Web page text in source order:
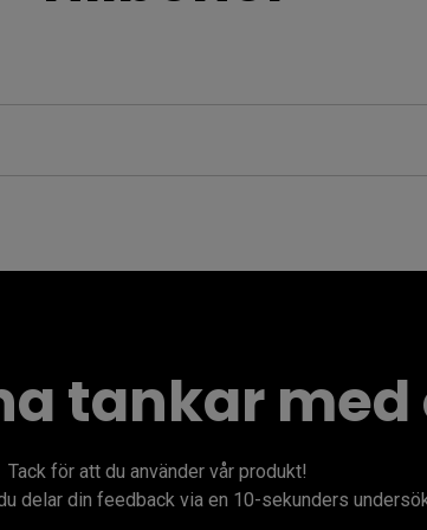
tankar med
Tack för att du använder vår produkt!​
delar din feedback via en 10-sekunders